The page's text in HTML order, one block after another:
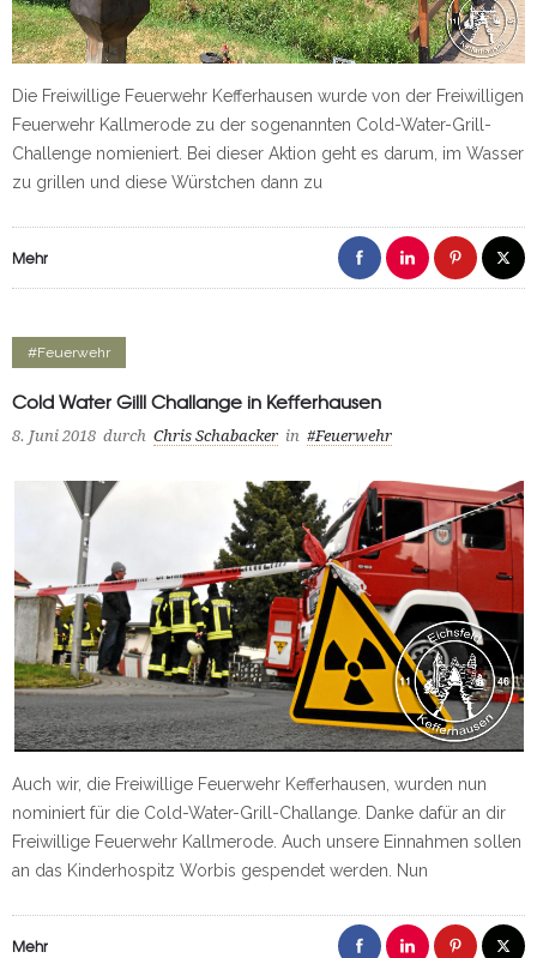
Die Freiwillige Feuerwehr Kefferhausen wurde von der Freiwilligen
Feuerwehr Kallmerode zu der sogenannten Cold-Water-Grill-
Challenge nomieniert. Bei dieser Aktion geht es darum, im Wasser
zu grillen und diese Würstchen dann zu
Mehr
#Feuerwehr
Cold Water Gilll Challange in Kefferhausen
8. Juni 2018 durch Chris Schabacker in #Feuerwehr
Auch wir, die Freiwillige Feuerwehr Kefferhausen, wurden nun
nominiert für die Cold-Water-Grill-Challange. Danke dafür an dir
Freiwillige Feuerwehr Kallmerode. Auch unsere Einnahmen sollen
an das Kinderhospitz Worbis gespendet werden. Nun
Mehr